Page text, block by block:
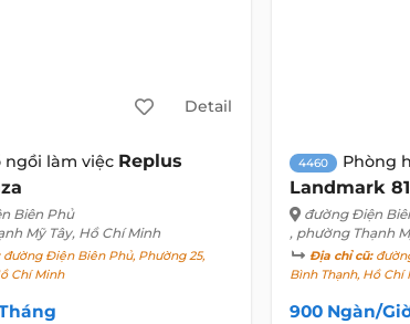
Detail
ngồi làm việc Replus
Biên Phủ
Mỹ Tây, Hồ Chí Minh
đường Điện Biên Phủ, Phường 25,
Chí Minh
4460 Phòng
Landmark 81
đường Điện
, phường Thạnh
Địa chỉ cũ:
Bình Thạnh, Hồ Chí
900 Ngàn/